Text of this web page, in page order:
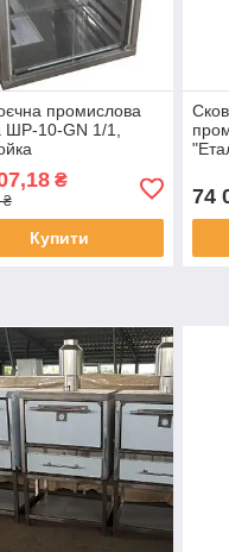
промислова
10-GN 1/1,
₴
₴
Купити
74